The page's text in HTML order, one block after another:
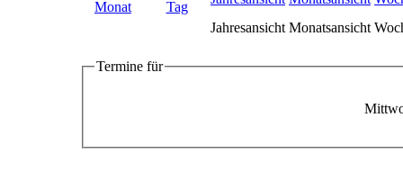
Jahresansicht Monatsansicht
Termine für